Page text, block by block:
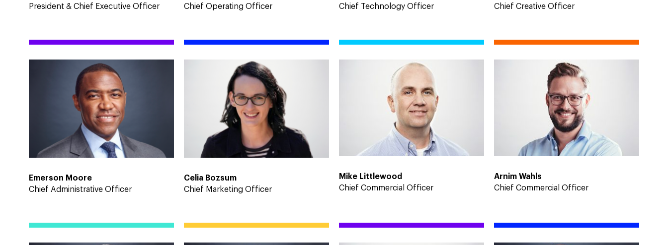
President & Chief Executive Officer
Chief Operating Officer
Chief Technology Officer
Chief Creative Officer
Emerson Moore
Chief Administrative Officer
Celia Bozsum
Chief Marketing Officer
Mike Littlewood
Chief Commercial Officer
Arnim Wahls
Chief Commercial Officer